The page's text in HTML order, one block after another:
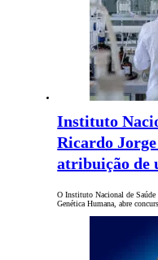
Instituto
Ricardo
atribuição de
O Instituto Nacional de
Genética Humana, abre